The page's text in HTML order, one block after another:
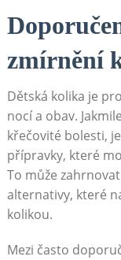
zmírnění
Dětská kolika je
nocí a obav.
křečovité bolesti,
přípravky, které
To může
alternativy, které
kolikou.
Mezi často